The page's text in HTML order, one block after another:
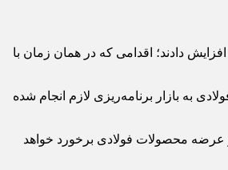
دادند؛ اقدامی که در همان زمان با
به بازار برنامه‌ریزی لازم انجام شده
عرضه محصولات فولادی برخورد خواهد